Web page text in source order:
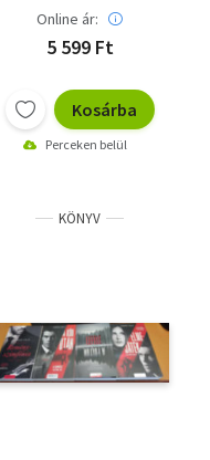
Online ár:
5 599 Ft
Kosárba
Perceken belül
KÖNYV